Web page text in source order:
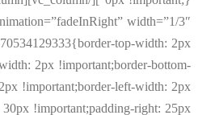
width=”1/3″
top-width: 2px
2px !important;border-bottom-
!important;border-left-width: 2px
!important;padding-right: 25px